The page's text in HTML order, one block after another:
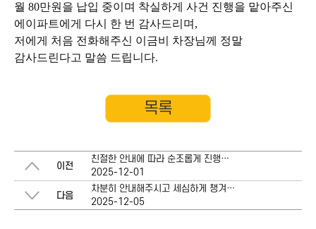
월 80만원을 납입 중이며 착실하게 사건 진행을 맡아주신
에이파트에게 다시 한 번 감사드리며,
저에게 처음 전화해주신 이금비 차장님께 정말
감사드린다고 말씀 드립니다.
목록
이전
친절한 안내에 따라 순조롭게 진행되었고, 90% 탕감을 받게 되어 너무 기쁘고 감사합니다.
2025-12-01
다음
차분히 안내해주시고 세심하게 챙겨주신 덕분에 면책까지 무사히 끝낼 수 있었습니다.
2025-12-05